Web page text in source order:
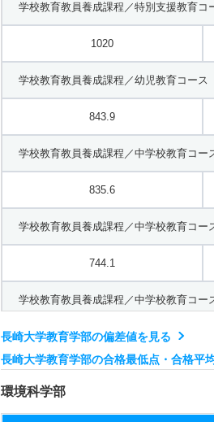
学校教育教員養成課程／特別支援教育
1020
学校教育教員養成課程／幼児教育コー
843.9
学校教育教員養成課程／中学校教育コ
835.6
学校教育教員養成課程／中学校教育コ
744.1
学校教育教員養成課程／中学校教育コ
－
長崎大学教育学部の偏差値を見る
長崎大学教育学部の合格最低点・合格平
環境科学部